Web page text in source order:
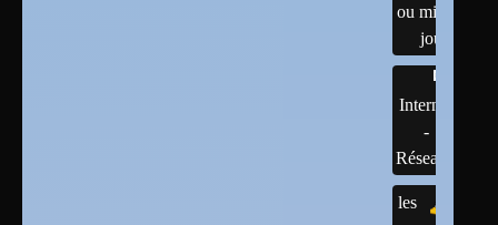
ou mises à
jour
Internet
-
Réseaux
les